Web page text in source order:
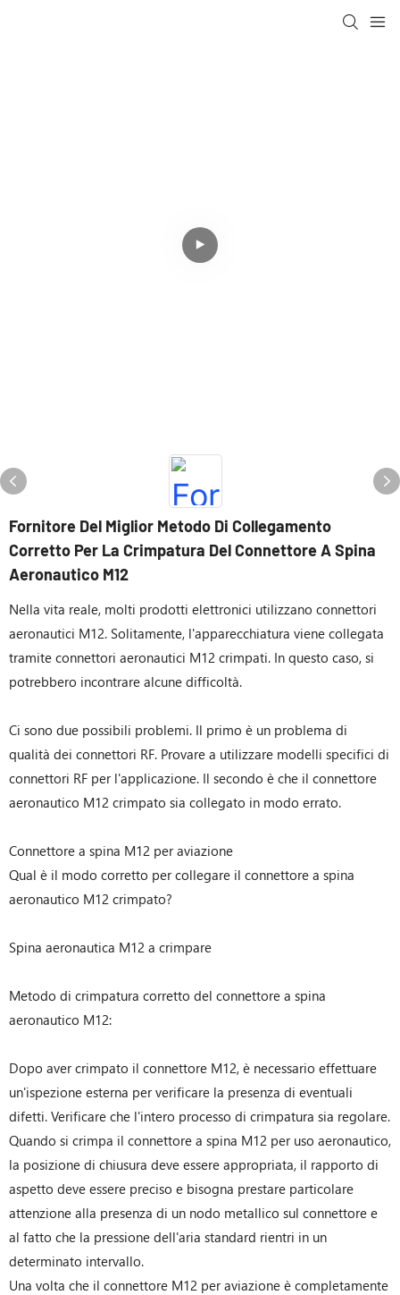
Fornitore Del Miglior Metodo Di Collegamento
Corretto Per La Crimpatura Del Connettore A Spina
Aeronautico M12
Nella vita reale, molti prodotti elettronici utilizzano connettori
aeronautici M12. Solitamente, l'apparecchiatura viene collegata
tramite connettori aeronautici M12 crimpati. In questo caso, si
potrebbero incontrare alcune difficoltà.
Ci sono due possibili problemi. Il primo è un problema di
qualità dei connettori RF. Provare a utilizzare modelli specifici di
connettori RF per l'applicazione. Il secondo è che il connettore
aeronautico M12 crimpato sia collegato in modo errato.
Connettore a spina M12 per aviazione
Qual è il modo corretto per collegare il connettore a spina
aeronautico M12 crimpato?
Spina aeronautica M12 a crimpare
Metodo di crimpatura corretto del connettore a spina
aeronautico M12:
Dopo aver crimpato il connettore M12, è necessario effettuare
un'ispezione esterna per verificare la presenza di eventuali
difetti. Verificare che l'intero processo di crimpatura sia regolare.
Quando si crimpa il connettore a spina M12 per uso aeronautico,
la posizione di chiusura deve essere appropriata, il rapporto di
aspetto deve essere preciso e bisogna prestare particolare
attenzione alla presenza di un nodo metallico sul connettore e
al fatto che la pressione dell'aria standard rientri in un
determinato intervallo.
Una volta che il connettore M12 per aviazione è completamente